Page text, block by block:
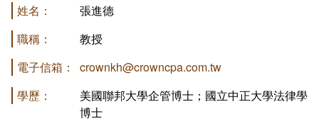
教材資訊
互動服務
相關連結
系學會
學會幹部
回空大首頁
姓名：
張進德
職稱：
教授
電子信箱：
crownkh@crowncpa.com.tw
學歷：
美國聯邦大學企管博士；國立中正大學法律學
博士